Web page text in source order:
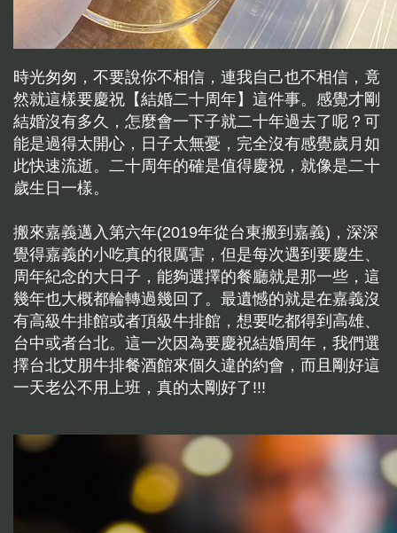
時光匆匆，不要說你不相信，連我自己也不相信，竟
然就這樣要慶祝【結婚二十周年】這件事。感覺才剛
結婚沒有多久，怎麼會一下子就二十年過去了呢？可
能是過得太開心，日子太無憂，完全沒有感覺歲月如
此快速流逝。二十周年的確是值得慶祝，就像是二十
歲生日一樣。
搬來嘉義邁入第六年(2019年從台東搬到嘉義)，深深
覺得嘉義的小吃真的很厲害，但是每次遇到要慶生、
周年紀念的大日子，能夠選擇的餐廳就是那一些，這
幾年也大概都輪轉過幾回了。最遺憾的就是在嘉義沒
有高級牛排館或者頂級牛排館，想要吃都得到高雄、
台中或者台北。這一次因為要慶祝結婚周年，我們選
擇台北艾朋牛排餐酒館來個久違的約會，而且剛好這
一天老公不用上班，真的太剛好了!!!